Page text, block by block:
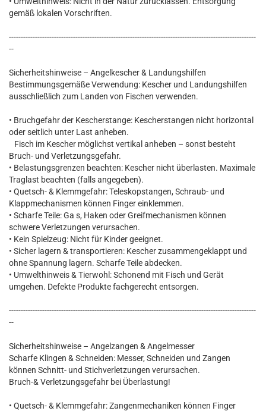
gemäß lokalen Vorschriften.
--------------------------------------------------------------------------------------------------------
--
Sicherheitshinweise – Angelkescher & Landungshilfen
Bestimmungsgemäße Verwendung: Kescher und Landungshilfen
ausschließlich zum Landen von Fischen verwenden.
• Bruchgefahr der Kescherstange: Kescherstangen nicht horizontal
oder seitlich unter Last anheben.
Fisch im Kescher möglichst vertikal anheben – sonst besteht
Bruch- und Verletzungsgefahr.
• Belastungsgrenzen beachten: Kescher nicht überlasten. Maximale
Traglast beachten (falls angegeben).
• Quetsch- & Klemmgefahr: Teleskopstangen, Schraub- und
Klappmechanismen können Finger einklemmen.
• Scharfe Teile: Ga s, Haken oder Greifmechanismen können
schwere Verletzungen verursachen.
• Kein Spielzeug: Nicht für Kinder geeignet.
• Sicher lagern & transportieren: Kescher zusammengeklappt und
ohne Spannung lagern. Scharfe Teile abdecken.
• Umwelthinweis & Tierwohl: Schonend mit Fisch und Gerät
umgehen. Defekte Produkte fachgerecht entsorgen.
--------------------------------------------------------------------------------------------------------
--
Sicherheitshinweise – Angelzangen & Angelmesser
Scharfe Klingen & Schneiden: Messer, Schneiden und Zangen
können Schnitt- und Stichverletzungen verursachen.
Bruch-& Verletzungsgefahr bei Überlastung!
• Quetsch- & Klemmgefahr: Zangenmechaniken können Finger